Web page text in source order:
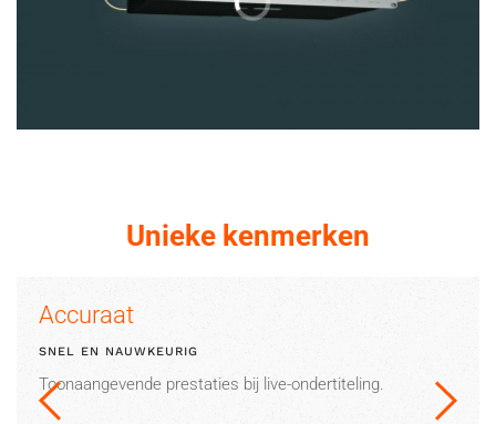
Unieke kenmerken
Accuraat
SNEL EN NAUWKEURIG
Toonaangevende prestaties bij live-ondertiteling.